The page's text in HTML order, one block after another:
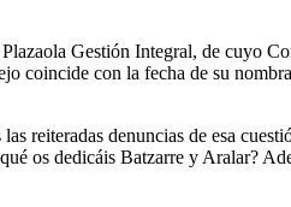
Gestión Integral, de cuyo
coincide con la fecha de su
reiteradas denuncias de esa
os dedicáis Batzarre y Aralar?